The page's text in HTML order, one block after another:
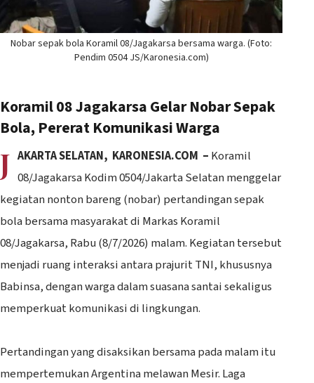
Nobar sepak bola Koramil 08/Jagakarsa bersama warga. (Foto:
Pendim 0504 JS/Karonesia.com)
Koramil 08 Jagakarsa Gelar Nobar Sepak
Bola, Pererat Komunikasi Warga
J AKARTA SELATAN, KARONESIA.COM – Koramil
08/Jagakarsa Kodim 0504/Jakarta Selatan menggelar
kegiatan nonton bareng (nobar) pertandingan sepak
bola bersama masyarakat di Markas Koramil
08/Jagakarsa, Rabu (8/7/2026) malam. Kegiatan tersebut
menjadi ruang interaksi antara prajurit TNI, khususnya
Babinsa, dengan warga dalam suasana santai sekaligus
memperkuat komunikasi di lingkungan.
‎Pertandingan yang disaksikan bersama pada malam itu
mempertemukan Argentina melawan Mesir. Laga